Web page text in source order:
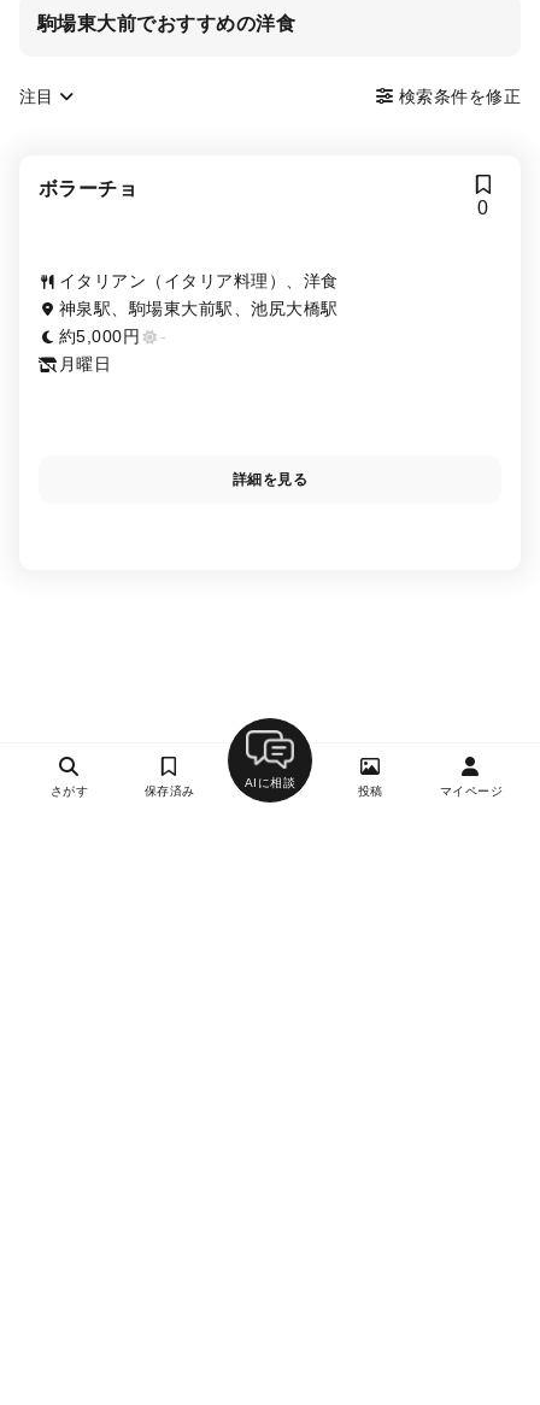
駒場東大前でおすすめの洋食
注目 検索条件を修正
ボラーチョ
0
イタリアン（イタリア料理）、洋食
神泉駅、駒場東大前駅、池尻大橋駅
約5,000円
-
月曜日
詳細を見る
さがす 保存済み
AIに相談
投稿 マイページ